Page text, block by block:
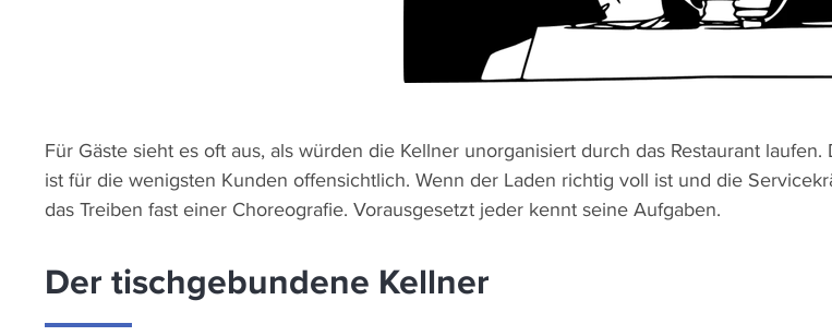
Für Gäste sieht es oft aus, als würden die Kellner unorganisiert durch das Restaurant
ist für die wenigsten Kunden offensichtlich. Wenn der Laden richtig voll ist und die
das Treiben fast einer Choreografie. Vorausgesetzt jeder kennt seine Aufgaben.
Der tischgebundene Kellner